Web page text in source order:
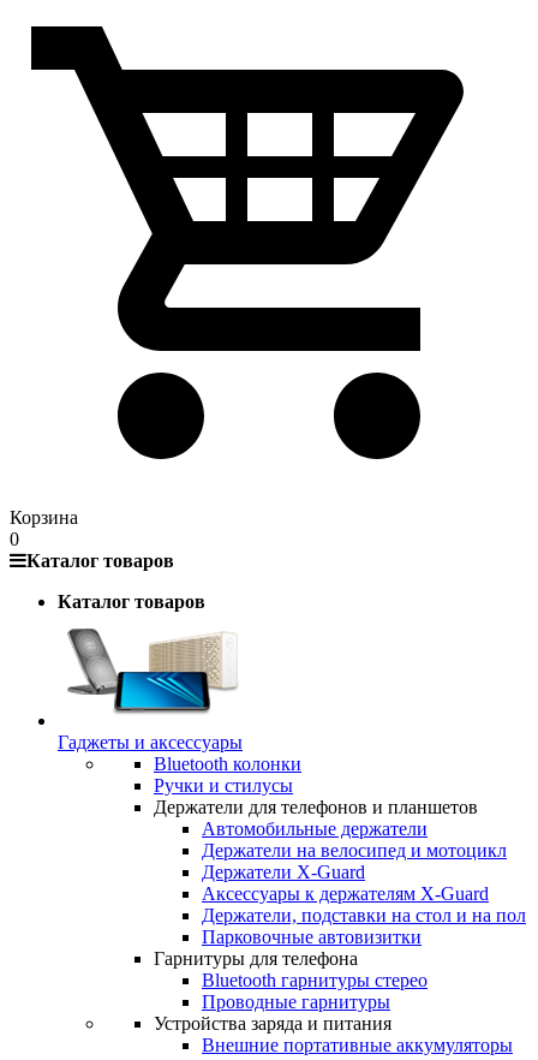
Корзина
0
Каталог товаров
Каталог товаров
Гаджеты и аксессуары
Bluetooth колонки
Ручки и стилусы
Держатели для телефонов и планшетов
Автомобильные держатели
Держатели на велосипед и мотоцикл
Держатели X-Guard
Аксессуары к держателям X-Guard
Держатели, подставки на стол и на пол
Парковочные автовизитки
Гарнитуры для телефона
Bluetooth гарнитуры стерео
Проводные гарнитуры
Устройства заряда и питания
Внешние портативные аккумуляторы